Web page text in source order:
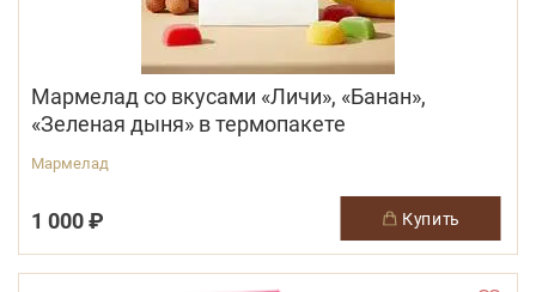
Мармелад со вкусами «Личи», «Банан»,
«Зеленая дыня» в термопакете
Мармелад
1 000 ₽ купить